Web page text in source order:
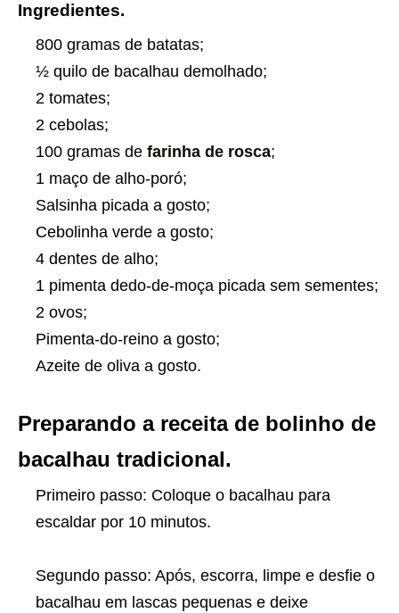
Ingredientes.
800 gramas de batatas;
½ quilo de bacalhau demolhado;
2 tomates;
2 cebolas;
100 gramas de farinha de rosca;
1 maço de alho-poró;
Salsinha picada a gosto;
Cebolinha verde a gosto;
4 dentes de alho;
1 pimenta dedo-de-moça picada sem sementes;
2 ovos;
Pimenta-do-reino a gosto;
Azeite de oliva a gosto.
Preparando a receita de bolinho de
bacalhau tradicional.
Primeiro passo: Coloque o bacalhau para
escaldar por 10 minutos.
Segundo passo: Após, escorra, limpe e desfie o
bacalhau em lascas pequenas e deixe